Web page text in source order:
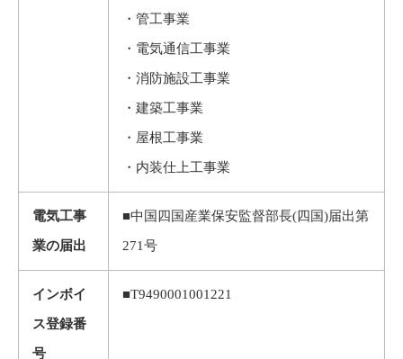
・管工事業
・電気通信工事業
・消防施設工事業
・建築工事業
・屋根工事業
・内装仕上工事業
電気工事
業の届出
■中国四国産業保安監督部長(四国)届出第
271号
インボイ
ス登録番
号
■T9490001001221